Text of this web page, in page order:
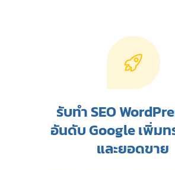
รับทำ SEO
อันดับ Google เพิ่ม
และยอดขาย